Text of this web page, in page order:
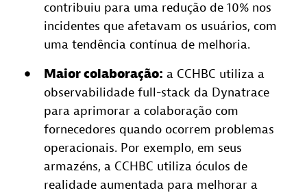
contribuiu para uma redução de 10% nos
incidentes que afetavam os usuários, com
uma tendência contínua de melhoria.
Maior colaboração: a CCHBC utiliza a
observabilidade full-stack da Dynatrace
para aprimorar a colaboração com
fornecedores quando ocorrem problemas
operacionais. Por exemplo, em seus
armazéns, a CCHBC utiliza óculos de
realidade aumentada para melhorar a